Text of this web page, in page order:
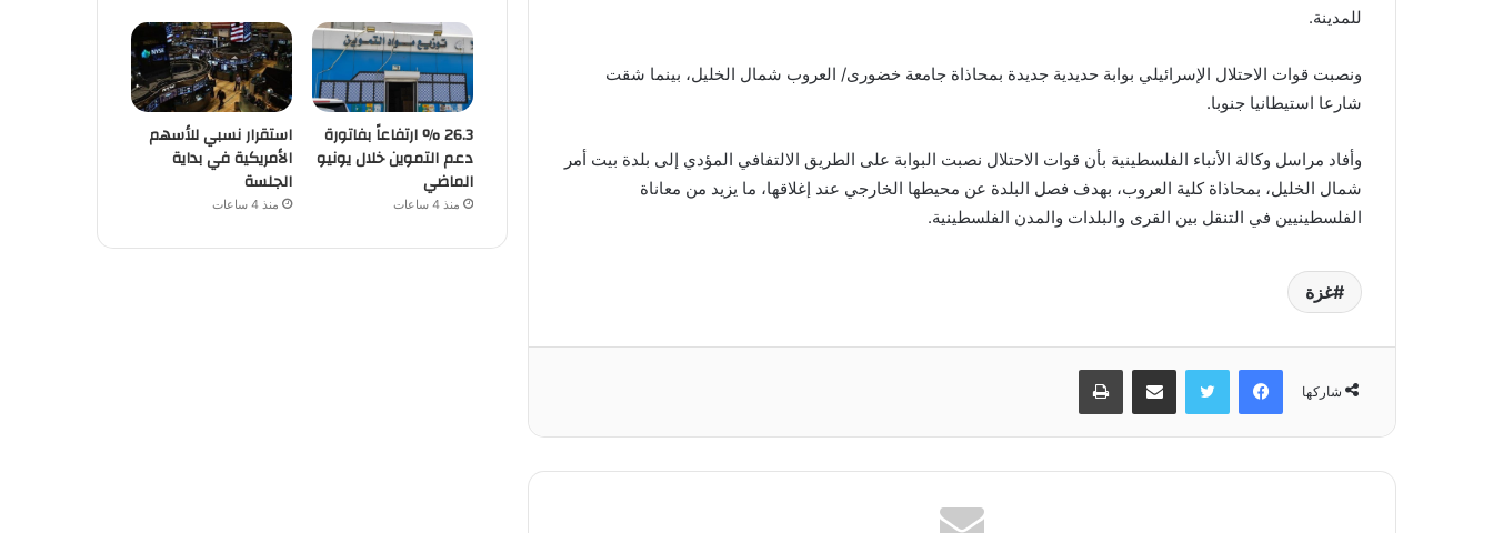
للمدينة.
ونصبت قوات الاحتلال الإسرائيلي بوابة حديدية جديدة بمحاذاة جامعة خضورى/ العروب شمال الخليل، بينما شقت
شارعا استيطانيا جنوبا.
وأفاد مراسل وكالة الأنباء الفلسطينية بأن قوات الاحتلال نصبت البوابة على الطريق الالتفافي المؤدي إلى بلدة بيت أمر
شمال الخليل، بمحاذاة كلية العروب، بهدف فصل البلدة عن محيطها الخارجي عند إغلاقها، ما يزيد من معاناة
الفلسطينيين في التنقل بين القرى والبلدات والمدن الفلسطينية.
غزة
شاركها
فيسبوك
26.3 % ارتفاعاً بفاتورة
دعم التموين خلال يونيو
الماضي
منذ 4 ساعات
استقرار نسبي للأسهم
الأمريكية في بداية
الجلسة
منذ 4 ساعات